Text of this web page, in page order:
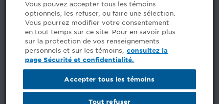
Facebook - Devenir CPA
Instagram
LinkedIn - CPA
LinkedIn - 20 minutes CPA
LinkedIn - Emploi CPA
TikTok
Comments
Vous pouvez accepter tous les témoins
optionnels, les refuser, ou faire une sélection.
Vous pourrez modifier votre consentement
en tout temps sur ce site. Pour en savoir plus
sur la protection de vos renseignements
personnels et sur les témoins, consultez la
page Sécurité et confidentialité.
Tout refuser
Accepter tous les témoins